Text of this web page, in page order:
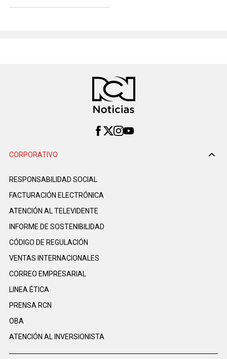
CORPORATIVO
RESPONSABILIDAD SOCIAL
FACTURACIÓN ELECTRÓNICA
ATENCIÓN AL TELEVIDENTE
INFORME DE SOSTENIBILIDAD
CÓDIGO DE REGULACIÓN
VENTAS INTERNACIONALES
CORREO EMPRESARIAL
LINEA ÉTICA
PRENSA RCN
OBA
ATENCIÓN AL INVERSIONISTA